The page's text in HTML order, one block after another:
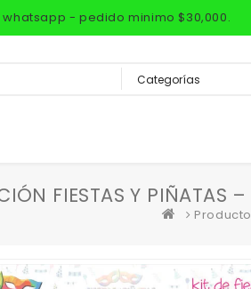
- pedido minimo $30,000.
FIESTAS Y PIÑATAS –